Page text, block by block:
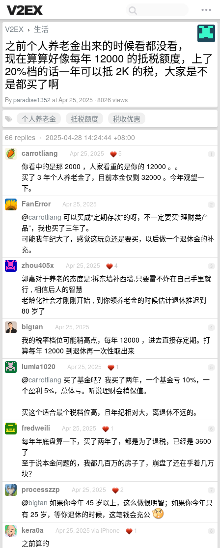
V2EX › 生活
之前个人养老金出来的时候看都没看，
现在算算好像每年 12000 的抵税额度，上了
20%档的话一年可以抵 2K 的税，大家是不
是都买了啊
Byparadise1352at Apr 25, 2025 · 8026 views
个人养老金 抵税额度
税收优惠
66 replies • 2025-04-28 14:24:44 +08:00
1
carrotliang Apr 25, 2025 5
你看中的是那 2000 ，人家看重的是你的 12000 。。
买了 3 年个人养老金了，目前本金仅剩 32000 。今年观望一
下。
2
FanError Apr 25, 2025
@carrotliang 可以买成“定期存款”的呀，不一定要买“理财类产
品”，我也买了三年了。
可能我年纪大了，感觉这玩意还是要买，以后做一个退休金的补
充。
3
zhou405x Apr 25, 2025 4
郭嘉对于养老的态度是:拆东墙补西墙,只要雷不炸在自己手里就
行 , 相信后人的智慧
老龄化社会才刚刚开始 , 到你领养老金的时候估计退休推迟到
80 岁了
4
bigtan Apr 25, 2025
我的税率档位可能稍高点，每年 12000 ，进去直接存定期。打
算每年 12000 到退休再一次性取出来
5
lumia1020 Apr 25, 2025 1
@carrotliang 买了基金吧？我买了两年，一个基金亏 10%，一
个盈利 5%，总体亏。听说理财会稍保值。
买这个适合最个税档位高，且年纪相对大，离退休不远的。
6
fredweili Apr 25, 2025 1
每年年底盘算一下，买了两年了，都是为了退税，已经是 3600
了
至于说本金问题的，我都几百万的房子了，崩盘了还在乎着几万
块？
7
processzzp Apr 25, 2025 2
@bigtan 如果你今年 45 岁以上，这么做很明智；如果你今年只
有 25 岁，等你退休的时候，这笔钱会充公
8
kera0a Apr 25, 2025 via iPhone 1
之前算的